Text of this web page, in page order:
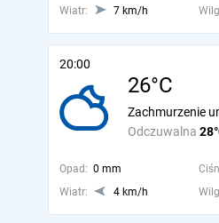
Wiatr:
7 km/h
20:00
26°C
Odczuwalna
Zachmurzenie
Opad: 0 mm
Wiatr:
4 km/h